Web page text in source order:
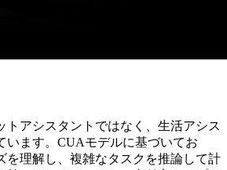
トアシスタントではなく、生活アシス
います。CUAモデルに基づいてお
を理解し、複雑なタスクを推論して計